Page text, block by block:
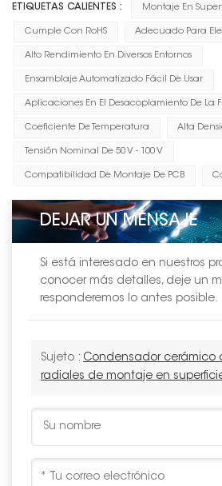
ETIQUETAS CALIENTES : Montaje En
Cumple Con RoHS Adecuado Para
Alto Rendimiento En Diversos Entornos
Ensamblaje Automatizado Fácil De Usar
Aplicaciones En El Desacoplamiento De La
Coeficiente De Temperatura Alta
Tensión Nominal De 50 V - 100 V
Compatibilidad De Montaje De PCB
DEJAR UN MENSAJE
Si está interesado en nuestros
conocer más detalles, deje un
responderemos lo antes posible.
Sujeto : Condensador cerámico
radiales de montaje en